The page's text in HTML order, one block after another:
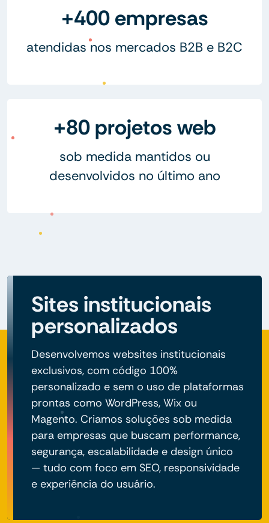
+400 empresas
atendidas nos mercados B2B e B2C
+80 projetos web
sob medida mantidos ou
desenvolvidos no último ano
Sites institucionais
personalizados
Desenvolvemos websites institucionais
exclusivos, com código 100%
personalizado e sem o uso de plataformas
prontas como WordPress, Wix ou
Magento. Criamos soluções sob medida
para empresas que buscam performance,
segurança, escalabilidade e design único
— tudo com foco em SEO, responsividade
e experiência do usuário.